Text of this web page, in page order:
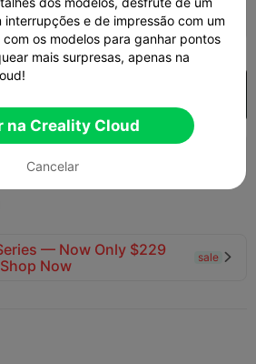
03h 02m  2 plates  90.83g
— Now Only $229
Now
sale 
interrupções e de impressão com um
os modelos para ganhar pontos
mais surpresas, apenas na
na Creality Cloud
Cancelar